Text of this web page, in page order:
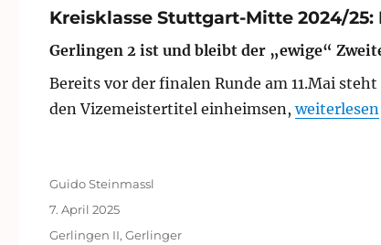
der
Vereinsmeisterschaft
Kreisklasse Stuttgart-Mitte 2024/25:
Gerlingen 2 ist und bleibt der „ewige“
Bereits vor der finalen Runde am 11.Mai
den Vizemeistertitel einheimsen,weiterlesen
Autor
Guido Steinmassl
Veröffentlicht
7. April 2025
Kategorien
Gerlingen II, Gerlinger